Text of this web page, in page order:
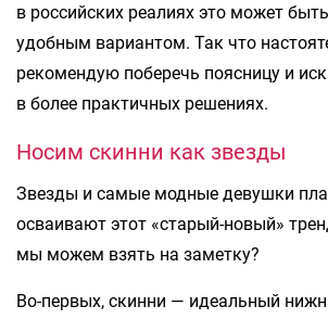
в российских реалиях это может
удобным вариантом. Так что
рекомендую поберечь поясницу и
в более практичных решениях.
Носим скинни как звезды
Звезды и самые модные девушки
осваивают этот «старый-новый»
мы можем взять на заметку?
Во-первых, скинни — идеальный